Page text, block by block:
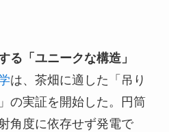
る「ユニークな構造」
は、茶畑に適した「吊り
の実証を開始した。円筒
角度に依存せず発電で